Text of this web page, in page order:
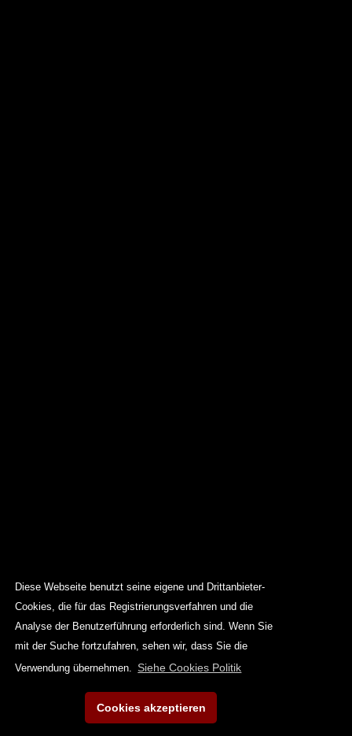
Diese Webseite benutzt seine eigene und Drittanbieter-
Cookies, die für das Registrierungsverfahren und die
Analyse der Benutzerführung erforderlich sind. Wenn Sie
mit der Suche fortzufahren, sehen wir, dass Sie die
Verwendung übernehmen. Siehe Cookies Politik
Cookies akzeptieren